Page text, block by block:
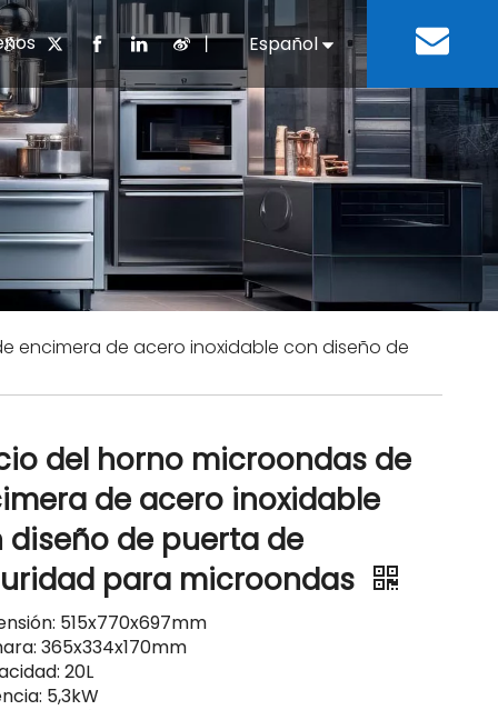
chino Equipos de refrigeración
Equipo para lavar platos
Negocios e Industria Residencias de
Descargar
del desarrollo
丨 Español
English
encimera de acero inoxidable con diseño de
del horno microondas de
de acero inoxidable
diseño de puerta de
para microondas
515x770x697mm
365x334x170mm
20L
5,3kW